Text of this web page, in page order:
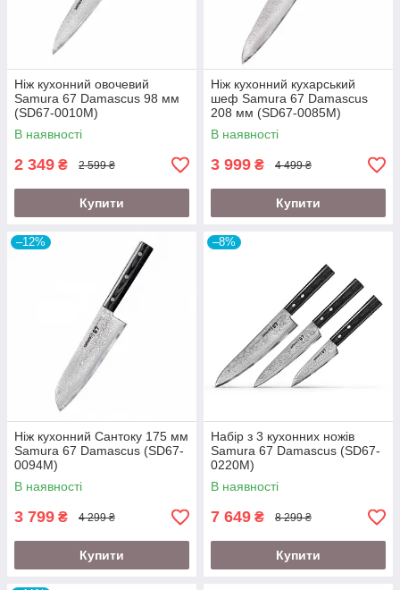
Ніж кухонний овочевий
Samura 67 Damascus 98 мм
(SD67-0010M)
В наявності
2 349 ₴ 2 599 ₴
Купити
Ніж кухонний кухарський
шеф Samura 67 Damascus
208 мм (SD67-0085М)
В наявності
3 999 ₴ 4 499 ₴
Купити
–12%
Ніж кухонний Сантоку 175 мм
Samura 67 Damascus (SD67-
0094М)
В наявності
3 799 ₴ 4 299 ₴
Купити
–8%
Набір з 3 кухонних ножів
Samura 67 Damascus (SD67-
0220М)
В наявності
7 649 ₴ 8 299 ₴
Купити